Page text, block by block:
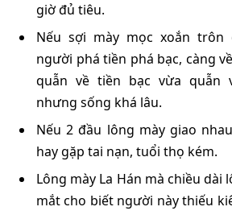
giờ đủ tiêu.
Nếu sợi mày mọc xoắn
người phá tiền phá bạc, càng
quẫn về tiền bạc vừa quẫn
nhưng sống khá lâu.
Nếu 2 đầu lông mày giao
hay gặp tai nạn, tuổi thọ kém.
Lông mày La Hán mà chiều dài
mắt cho biết người này thiếu